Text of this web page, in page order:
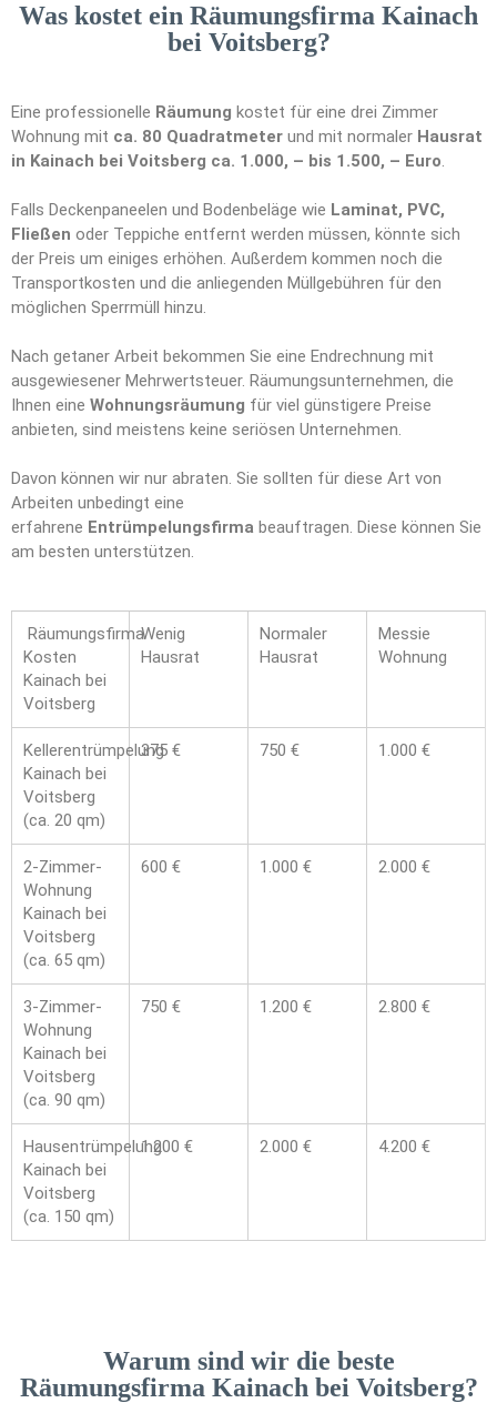
Was kostet ein Räumungsfirma Kainach
bei Voitsberg?
Eine professionelle Räumung kostet für eine drei Zimmer
Wohnung mit ca. 80 Quadratmeter und mit normaler Hausrat
in Kainach bei Voitsberg ca. 1.000, – bis 1.500, – Euro.
Falls Deckenpaneelen und Bodenbeläge wie Laminat, PVC,
Fließen oder Teppiche entfernt werden müssen, könnte sich
der Preis um einiges erhöhen. Außerdem kommen noch die
Transportkosten und die anliegenden Müllgebühren für den
möglichen Sperrmüll hinzu.
Nach getaner Arbeit bekommen Sie eine Endrechnung mit
ausgewiesener Mehrwertsteuer. Räumungsunternehmen, die
Ihnen eine Wohnungsräumung für viel günstigere Preise
anbieten, sind meistens keine seriösen Unternehmen.
Davon können wir nur abraten. Sie sollten für diese Art von
Arbeiten unbedingt eine
erfahrene Entrümpelungsfirma beauftragen. Diese können Sie
am besten unterstützen.
Räumungsfirma
Kosten
Kainach bei
Voitsberg
Wenig
Hausrat
Normaler
Hausrat
Messie
Wohnung
Kellerentrümpelung
Kainach bei
Voitsberg
(ca. 20 qm)
375 € 750 € 1.000 €
2-Zimmer-
Wohnung
Kainach bei
Voitsberg
(ca. 65 qm)
600 € 1.000 € 2.000 €
3-Zimmer-
Wohnung
Kainach bei
Voitsberg
(ca. 90 qm)
750 € 1.200 € 2.800 €
Hausentrümpelung
Kainach bei
Voitsberg
(ca. 150 qm)
1.200 € 2.000 € 4.200 €
Warum sind wir die beste
Räumungsfirma Kainach bei Voitsberg?